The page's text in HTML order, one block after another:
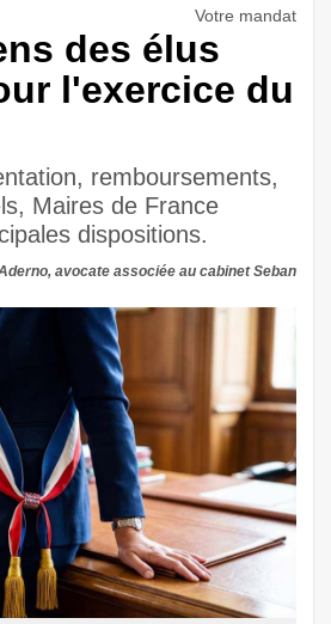
Votre mandat
des élus
l'exercice du
remboursements,
Maires de France
dispositions.
avocate associée au cabinet Seban